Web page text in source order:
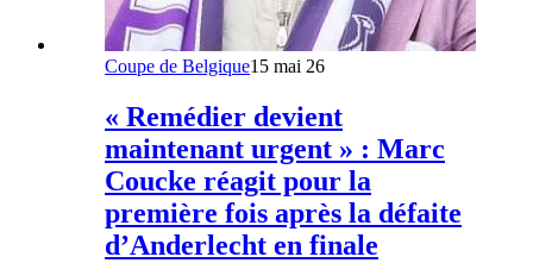
Coupe de Belgique15 mai 26
« Remédier devient
maintenant urgent » : Marc
Coucke réagit pour la
première fois après la défaite
d’Anderlecht en finale